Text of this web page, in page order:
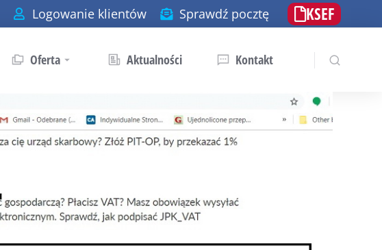
Logowanie klientów Sprawdź pocztę KSEF
Oferta Aktualności Kontakt